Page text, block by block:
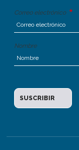
Correo electrónico
Nombre